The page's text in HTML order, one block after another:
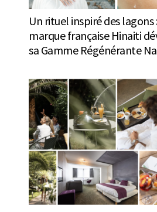
Un rituel inspiré des lagons
marque française Hinaiti
sa Gamme Régénérante